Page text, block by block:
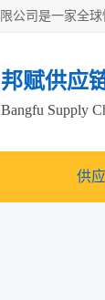
邦赋供应
Bangfu Supply
供